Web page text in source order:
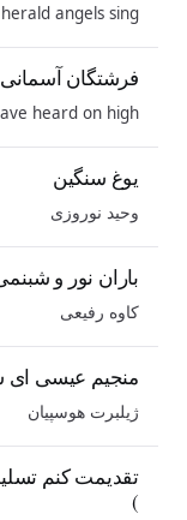
angels sing
فرشتگان آسمانی
heard on high
یوغ سنگین
وحید نوروزی
باران نور و
کاوه رفیعی
منجیم عیسی ای
ژیلبرت هوسپیان
تقدیمت کنم
)